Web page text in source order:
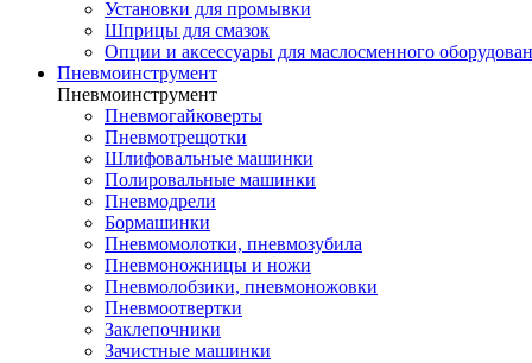
Установки для промывки
Шприцы для смазок
Опции и аксессуары для маслосменного
Пневмоинструмент
Пневмоинструмент
Пневмогайковерты
Пневмотрещотки
Шлифовальные машинки
Полировальные машинки
Пневмодрели
Бормашинки
Пневмомолотки, пневмозубила
Пневмоножницы и ножи
Пневмолобзики, пневмоножовки
Пневмоотвертки
Заклепочники
Зачистные машинки